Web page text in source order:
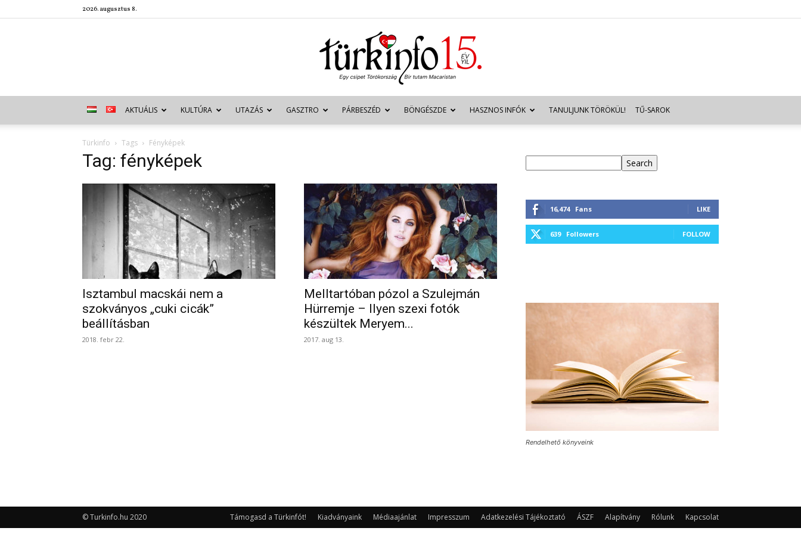
2026. augusztus 8.
Türkinfo
AKTUÁLIS KULTÚRA UTAZÁS GASZTRO PÁRBESZÉD BÖNGÉSZDE HASZNOS INFÓK TANULJUNK TÖRÖKÜL! TŰ-SAROK
Türkinfo Tags Fényképek
Tag: fényképek
Isztambul macskái nem a
szokványos „cuki cicák”
beállításban
2018. febr 22.
Melltartóban pózol a Szulejmán
Hürremje – Ilyen szexi fotók
készültek Meryem...
2017. aug 13.
Search
16,474 Fans LIKE
639 Followers FOLLOW
Rendelhető könyveink
Támogasd a Türkinfót! Kiadványaink Médiaajánlat Impresszum Adatkezelési Tájékoztató ÁSZF Alapítvány Rólunk Kapcsolat
© Turkinfo.hu 2020